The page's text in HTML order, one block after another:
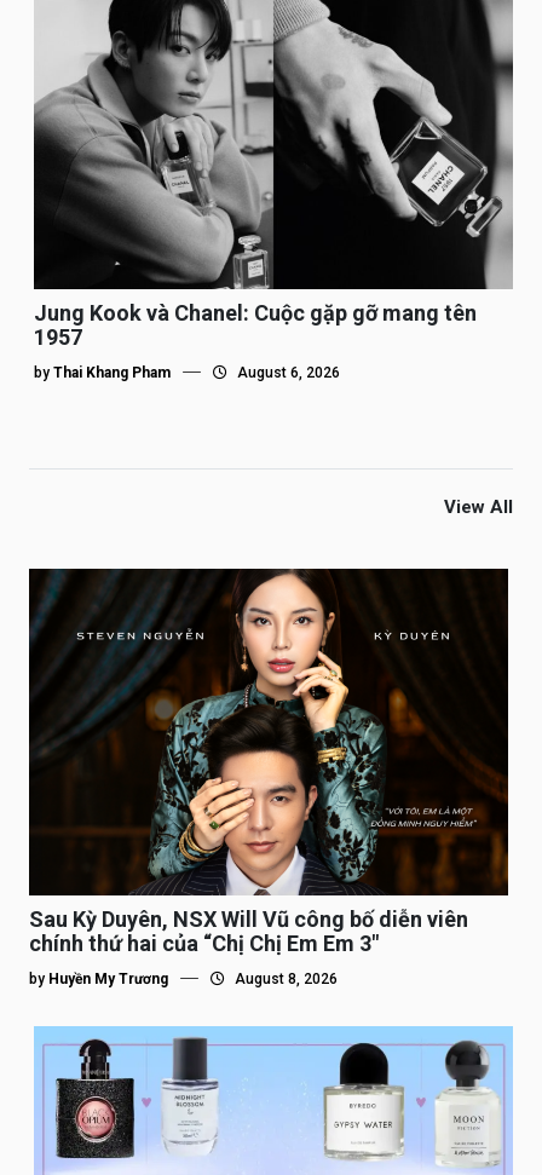
Jung Kook và Chanel: Cuộc gặp gỡ mang tên
1957
by Thai Khang Pham August 6, 2026
View All
Sau Kỳ Duyên, NSX Will Vũ công bố diễn viên
chính thứ hai của “Chị Chị Em Em 3″
by Huyền My Trương August 8, 2026